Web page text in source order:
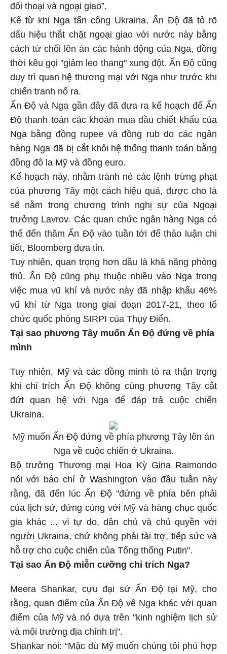
đối thoại và ngoại giao”.
Kể từ khi Nga tấn công Ukraina, Ấn Độ đã tỏ rõ
dấu hiệu thắt chặt ngoại giao với nước này bằng
cách từ chối lên án các hành động của Nga, đồng
thời kêu gọi "giảm leo thang" xung đột. Ấn Độ cũng
duy trì quan hệ thương mại với Nga như trước khi
chiến tranh nổ ra.
Ấn Độ và Nga gần đây đã đưa ra kế hoạch để Ấn
Độ thanh toán các khoản mua dầu chiết khấu của
Nga bằng đồng rupee và đồng rub do các ngân
hàng Nga đã bị cắt khỏi hệ thống thanh toán bằng
đồng đô la Mỹ và đồng euro.
Kế hoạch này, nhằm tránh né các lệnh trừng phạt
của phương Tây một cách hiệu quả, được cho là
sẽ nằm trong chương trình nghị sự của Ngoại
trưởng Lavrov. Các quan chức ngân hàng Nga có
thể đến thăm Ấn Độ vào tuần tới để thảo luận chi
tiết, Bloomberg đưa tin.
Tuy nhiên, quan trọng hơn dầu là khả năng phòng
thủ. Ấn Độ cũng phụ thuộc nhiều vào Nga trong
việc mua vũ khí và nước này đã nhập khẩu 46%
vũ khí từ Nga trong giai đoạn 2017-21, theo tổ
chức quốc phòng SIRPI của Thụy Điển.
Tại sao phương Tây muốn Ấn Độ đứng về phía
mình
Tuy nhiên, Mỹ và các đồng minh tỏ ra thận trọng
khi chỉ trích Ấn Độ không cùng phương Tây cắt
đứt quan hệ với Nga để đáp trả cuộc chiến
Ukraina.
Mỹ muốn Ấn Độ đứng về phía phương Tây lên án
Nga về cuộc chiến ở Ukraina.
Bộ trưởng Thương mại Hoa Kỳ Gina Raimondo
nói với báo chí ở Washington vào đầu tuần này
rằng, đã đến lúc Ấn Độ "đứng về phía bên phải
của lịch sử, đứng cùng với Mỹ và hàng chục quốc
gia khác ... vì tự do, dân chủ và chủ quyền với
người Ukraina, chứ không phải tài trợ, tiếp sức và
hỗ trợ cho cuộc chiến của Tổng thống Putin".
Tại sao Ấn Độ miễn cưỡng chỉ trích Nga?
Meera Shankar, cựu đại sứ Ấn Độ tại Mỹ, cho
rằng, quan điểm của Ấn Độ về Nga khác với quan
điểm của Mỹ và nó dựa trên "kinh nghiệm lịch sử
và môi trường địa chính trị".
Shankar nói: “Mặc dù Mỹ muốn chúng tôi phù hợp